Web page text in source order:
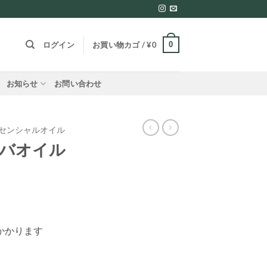
ログイン お買い物カゴ /¥0 0
お知らせ お問い合わせ
ンシャルオイル
オイル
かります